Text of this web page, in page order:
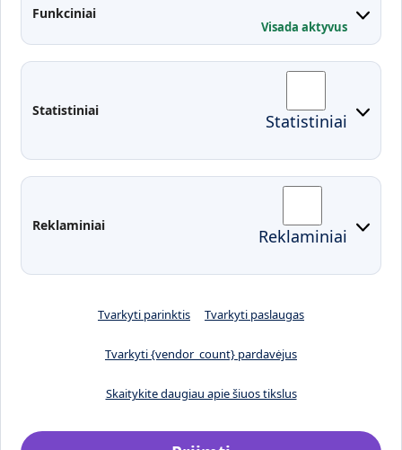
Funkciniai
Visada aktyvus
Statistiniai Statistiniai
Reklaminiai Reklaminiai
Tvarkyti parinktis Tvarkyti paslaugas
Tvarkyti {vendor_count} pardavėjus
Skaitykite daugiau apie šiuos tikslus
Kontaktai
Administracija
Fakultetai
Studentų atstovybė
Moodle
EDINA
Pasirengimas ekstremaliai